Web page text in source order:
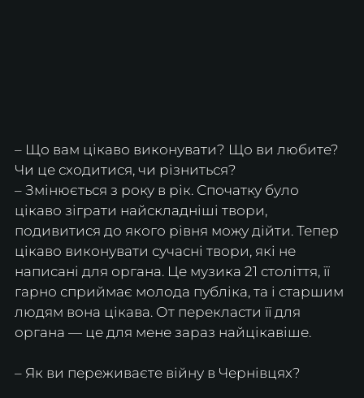
– Що вам цікаво виконувати? Що ви любите?
Чи це сходитися, чи різниться?
– Змінюється з року в рік. Спочатку було
цікаво зіграти найскладніші твори,
подивитися до якого рівня можу дійти. Тепер
цікаво виконувати сучасні твори, які не
написані для органа. Це музика 21 століття, її
гарно сприймає молода публіка, та і старшим
людям вона цікава. От перекласти її для
органа — це для мене зараз найцікавіше.
– Як ви переживаєте війну в Чернівцях?